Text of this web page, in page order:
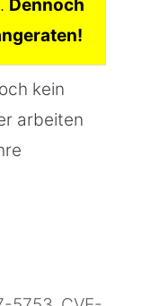
Dennoch
kein
arbeiten